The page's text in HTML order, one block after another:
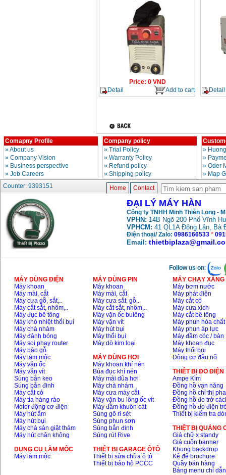
Price: 0 VND
Detail
Add to cart Detail
Comapny Profile
»About us
» Company Vision
» Business perspective
» Job Careers
Company policy
» Trial Policy
» Warranty Policy
» Refund policy
» Shipping policy
»
»
» Oder
» Map
Counter: 9393151
Home Contact
ĐẠI LÝ MÁY HÀN
Công ty TNHH Minh Thiên Long -
VPHN: 14B Ngõ 200 Phố Vĩnh
VPHCM: 41 QL1A Đông Lân, Bà
Điện thoại/ Zalo: 0986166533 *
Email:
Follow us on:
MÁY DÙNG ĐIỆN
Máy khoan
Máy mài, cắt
Máy cưa gỗ, sắt,..
Máy cắt sắt, nhôm,..
Máy đục bê tông
Máy khò nhiệt thổi bụi
Máy chà nhám
Máy đánh bóng
Máy soi phay router
Máy bào gỗ
Máy làm mộc
Máy vặn ốc
Máy vặn vít
Súng bắn keo
Súng bắn đinh
Máy cắt cỏ
Máy tỉa hàng rào
Motor động cơ điện
Máy hút ẩm
Máy hút bụi
Máy chà sàn giặt thảm
Máy hút chân không
DỤNG CỤ LÀM MỘC
Máy làm mộc
MÁY DÙNG PIN
Máy khoan
Máy mài, cắt
Máy cưa sắt, gỗ,..
Máy cắt sắt, nhôm,..
Máy vặn ốc bulông
Máy vặn vít
Máy hút bụi
Máy thổi bụi
Máy dò kim loại
MÁY DÙNG HƠI
Máy khoan khí nén
Búa đục khí nén
Máy mài dũa hơi
Máy chà nhám
Máy cưa máy cắt
Máy vặn bu lông ốc vít
Máy đầm khuôn cát
Súng gõ rỉ sét
Súng phun sơn
Súng bắn đinh
Súng rút Rive
THIÊT BỊ GARAGE ÔTÔ
Thiết bị sửa chữa ô tô
Thiết bị bảo hộ PCCC
MÁY CHẠY
Máy bơm nước
Máy phát điện
Máy cắt cỏ
Máy cưa xích
Máy cắt bê tông
Máy phun hóa chất
Máy phun áp lực
Máy đầm cóc / bàn
Máy khoan đục
Máy thổi bụi
Động cơ đầu nổ
THIÊT BỊ ĐO ĐIỆN
Ampe Kìm
Đồng hồ vạn năng
Đồng hồ chỉ thị pha
Đồng hồ đo trở
Đồng hồ đo điện
Thiết bị kiểm tra
THIỆT BỊ QUẢNG
Giá chữ x standy
Giá cuốn banner
Khung backdrop
Kệ để brochure
Quầy bán hàng
Bảng menu chỉ dẫn